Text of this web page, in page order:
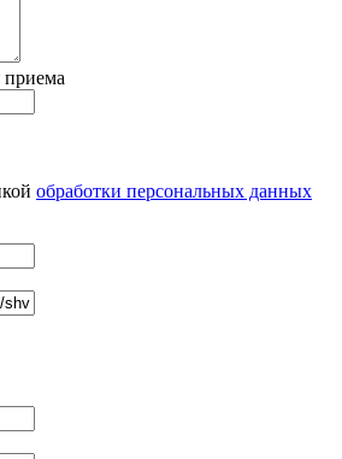
приема
обработки персональных данных